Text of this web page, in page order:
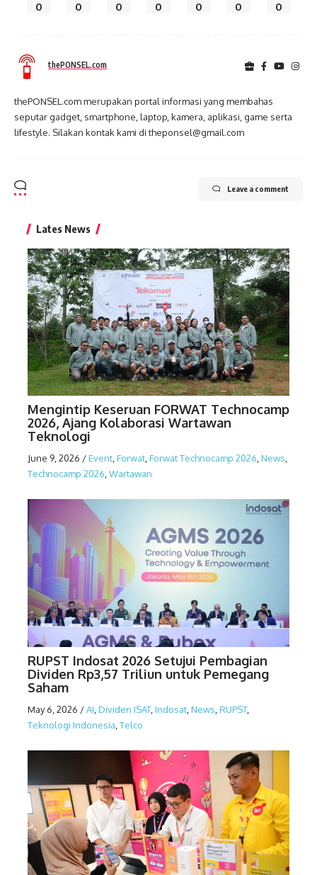
0 0 0 0 0 0 0
thePONSEL.com
thePONSEL.com merupakan portal informasi yang membahas
seputar gadget, smartphone, laptop, kamera, aplikasi, game serta
lifestyle. Silakan kontak kami di theponsel@gmail.com
Leave a comment
Lates News
Mengintip Keseruan FORWAT Technocamp
2026, Ajang Kolaborasi Wartawan
Teknologi
June 9, 2026 /Event,Forwat,Forwat Technocamp 2026,News,
Technocamp 2026,Wartawan
RUPST Indosat 2026 Setujui Pembagian
Dividen Rp3,57 Triliun untuk Pemegang
Saham
May 6, 2026 /AI Dividen ISAT, Indosat News RUPST,
Teknologi Indonesia Telco